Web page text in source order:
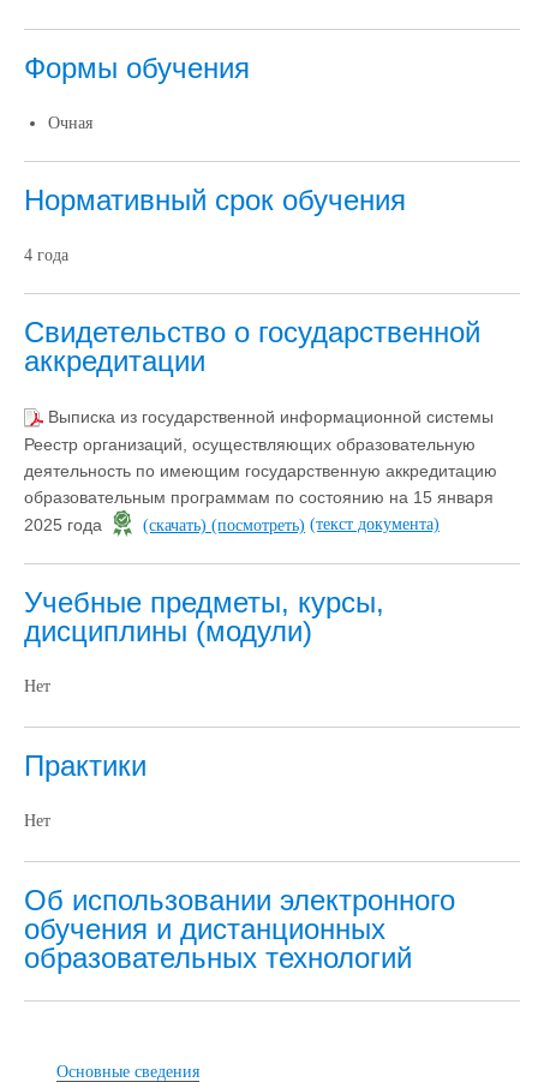
Формы обучения
Очная
Нормативный срок обучения
4 года
Свидетельство о государственной
аккредитации
Выписка из государственной информационной системы
Реестр организаций, осуществляющих образовательную
деятельность по имеющим государственную аккредитацию
образовательным программам по состоянию на 15 января
2025 года
(скачать) (посмотреть) (текст документа)
Учебные предметы, курсы,
дисциплины (модули)
Нет
Практики
Нет
Об использовании электронного
обучения и дистанционных
образовательных технологий
Основные сведения